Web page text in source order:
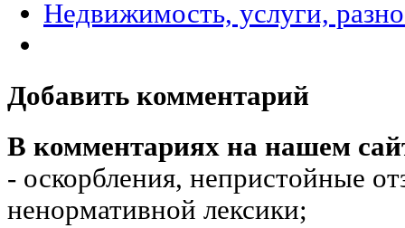
Недвижимость, услуги,
Добавить комментарий
В комментариях на нашем
- оскорбления, непристойные
ненормативной лексики;